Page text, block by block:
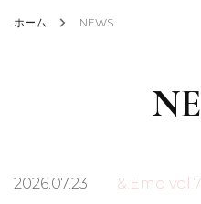
ホーム NEWS
2026.07.23 &.Emo